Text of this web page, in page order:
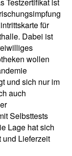
für
Dabei ist
wollen
und sich nur im
auch
Selbsttests
Lage hat sich
und Lieferzeit